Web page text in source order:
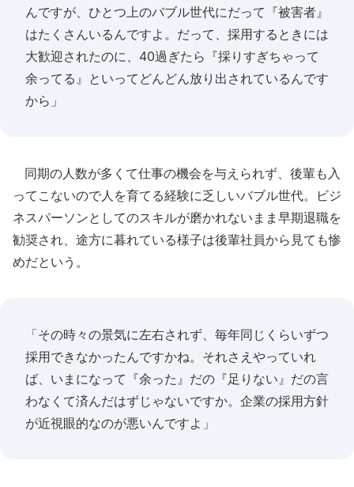
んですが、ひとつ上のバブル世代にだって『被害者』
はたくさんいるんですよ。だって、採用するときには
大歓迎されたのに、40過ぎたら『採りすぎちゃって
余ってる』といってどんどん放り出されているんです
から」
同期の人数が多くて仕事の機会を与えられず、後輩も入
ってこないので人を育てる経験に乏しいバブル世代。ビジ
ネスパーソンとしてのスキルが磨かれないまま早期退職を
勧奨され、途方に暮れている様子は後輩社員から見ても惨
めだという。
「その時々の景気に左右されず、毎年同じくらいずつ
採用できなかったんですかね。それさえやっていれ
ば、いまになって『余った』だの『足りない』だの言
わなくて済んだはずじゃないですか。企業の採用方針
が近視眼的なのが悪いんですよ」